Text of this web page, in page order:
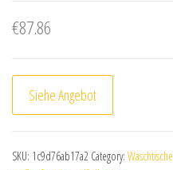
€87.86
Siehe Angebot
SKU: 1c9d76ab17a2 Category: Waschtische